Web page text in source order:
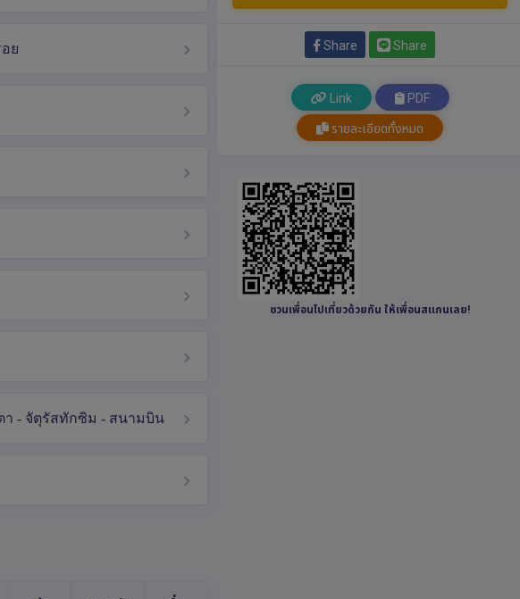
ย
า - จัตุรัสทักซิม - สนามบิน
Share Share
Link PDF
รายละเอียดทั้งหมด
ชวนเพื่อนไปเที่ยวด้วยกัน ให้เพื่อนสแกนเลย!